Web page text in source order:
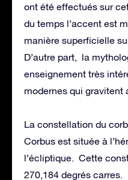
ont été effectués sur
du temps l’accent est
manière superficielle
D’autre part, la
enseignement très
modernes qui gravitent
La constellation du
Corbus est située à
l’écliptique. Cette
270,184 degrés carres.